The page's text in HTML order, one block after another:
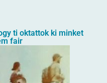
ti oktattok ki minket
fair